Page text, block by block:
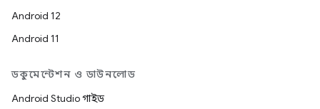
Android 12
Android 11
ডকুমেন্টেশন ও ডাউনলোড
Android Studio গাইড